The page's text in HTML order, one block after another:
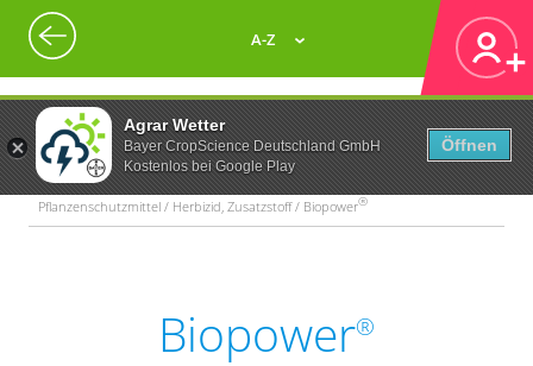
Agrar Wetter
Bayer CropScience Deutschland GmbH
Kostenlos bei Google Play
Öffnen
A-Z
Pflanzenschutzmittel / Herbizid, Zusatzstoff / Biopower®
Biopower®